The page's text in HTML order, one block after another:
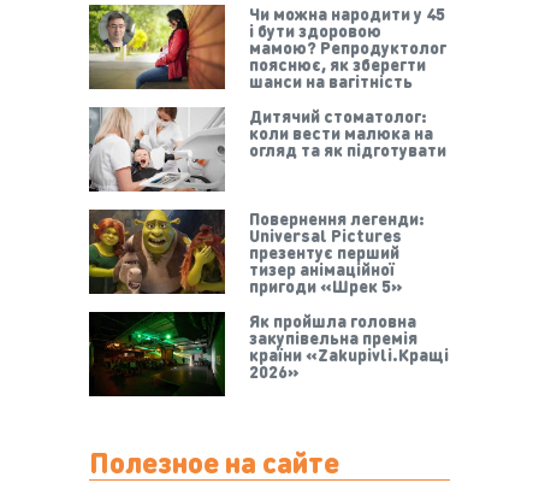
Чи можна народити у 45
і бути здоровою
мамою? Репродуктолог
пояснює, як зберегти
шанси на вагітність
Дитячий стоматолог:
коли вести малюка на
огляд та як підготувати
Повернення легенди:
Universal Pictures
презентує перший
тизер анімаційної
пригоди «Шрек 5»
Як пройшла головна
закупівельна премія
країни «Zakupivli.Кращі
2026»
Полезное на сайте